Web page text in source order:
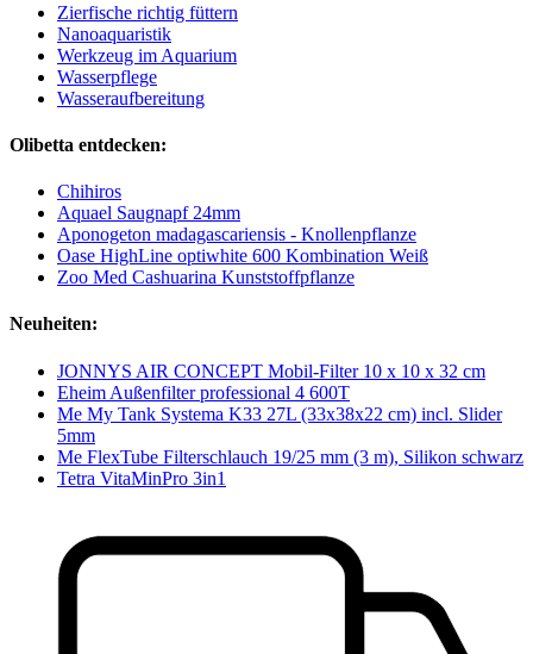
Zierfische richtig füttern
Nanoaquaristik
Werkzeug im Aquarium
Wasserpflege
Wasseraufbereitung
Olibetta entdecken:
Chihiros
Aquael Saugnapf 24mm
Aponogeton madagascariensis - Knollenpflanze
Oase HighLine optiwhite 600 Kombination Weiß
Zoo Med Cashuarina Kunststoffpflanze
Neuheiten:
JONNYS AIR CONCEPT Mobil-Filter 10 x 10 x 32 cm
Eheim Außenfilter professional 4 600T
Me My Tank Systema K33 27L (33x38x22 cm) incl. Slider
5mm
Me FlexTube Filterschlauch 19/25 mm (3 m), Silikon schwarz
Tetra VitaMinPro 3in1